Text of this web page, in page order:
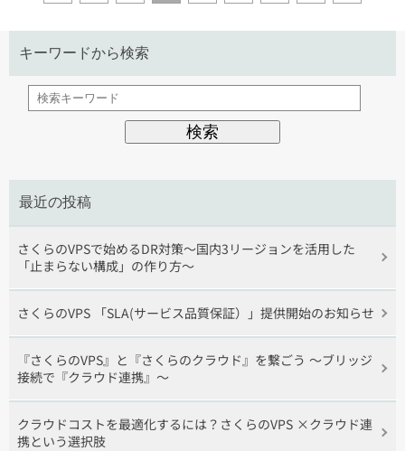
キーワードから検索
最近の投稿
さくらのVPSで始めるDR対策〜国内3リージョンを活用した
「止まらない構成」の作り方〜
さくらのVPS 「SLA(サービス品質保証）」提供開始のお知らせ
『さくらのVPS』と『さくらのクラウド』を繋ごう 〜ブリッジ
接続で『クラウド連携』〜
クラウドコストを最適化するには？さくらのVPS ×クラウド連
携という選択肢